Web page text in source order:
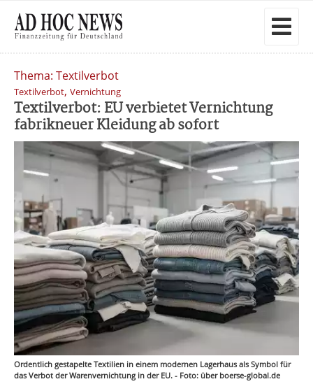
Thema: Textilverbot
Textilverbot, Vernichtung
Textilverbot: EU verbietet Vernichtung
fabrikneuer Kleidung ab sofort
Ordentlich gestapelte Textilien in einem modernen Lagerhaus als Symbol für
das Verbot der Warenvernichtung in der EU. - Foto: über boerse-global.de